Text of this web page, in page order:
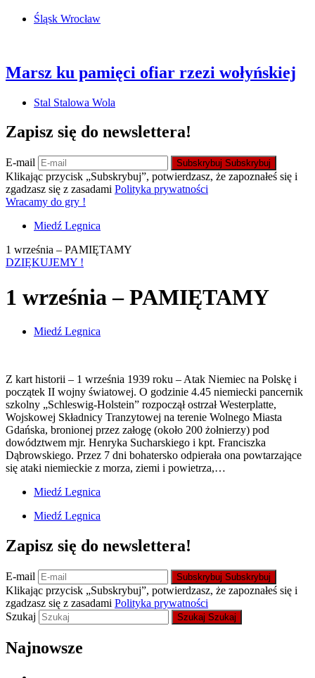
Śląsk Wrocław
Marsz ku pamięci ofiar rzezi wołyńskiej
Stal Stalowa Wola
Zapisz się do newslettera!
E-mail Subskrybuj Subskrybuj
Klikając przycisk „Subskrybuj”, potwierdzasz, że zapoznałeś się i
zgadzasz się z zasadami Polityka prywatności
Wracamy do gry !
Miedź Legnica
1 września – PAMIĘTAMY
DZIĘKUJEMY !
1 września – PAMIĘTAMY
Miedź Legnica
Z kart historii – 1 września 1939 roku – Atak Niemiec na Polskę i
początek II wojny światowej. O godzinie 4.45 niemiecki pancernik
szkolny „Schleswig-Holstein” rozpoczął ostrzał Westerplatte,
Wojskowej Składnicy Tranzytowej na terenie Wolnego Miasta
Gdańska, bronionej przez załogę (około 200 żołnierzy) pod
dowództwem mjr. Henryka Sucharskiego i kpt. Franciszka
Dąbrowskiego. Przez 7 dni bohatersko odpierała ona powtarzające
się ataki niemieckie z morza, ziemi i powietrza,…
Miedź Legnica
Miedź Legnica
Zapisz się do newslettera!
E-mail Subskrybuj Subskrybuj
Klikając przycisk „Subskrybuj”, potwierdzasz, że zapoznałeś się i
zgadzasz się z zasadami Polityka prywatności
Szukaj
Szukaj Szukaj
Najnowsze